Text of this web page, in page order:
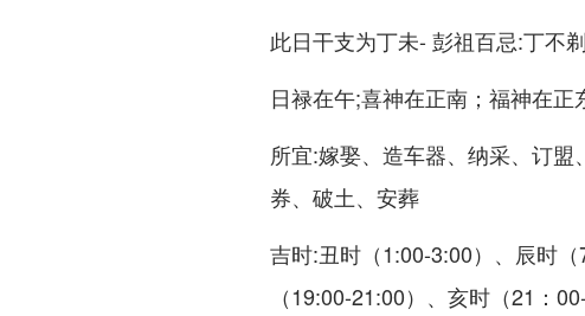
此日干支为丁未- 彭祖百忌:丁不
日禄在午;喜神在正南；福神在
所宜:嫁娶、造车器、纳采、订
券、破土、安葬
吉时:丑时（1:00-3:00）、辰时
（19:00-21:00）、亥时（21：